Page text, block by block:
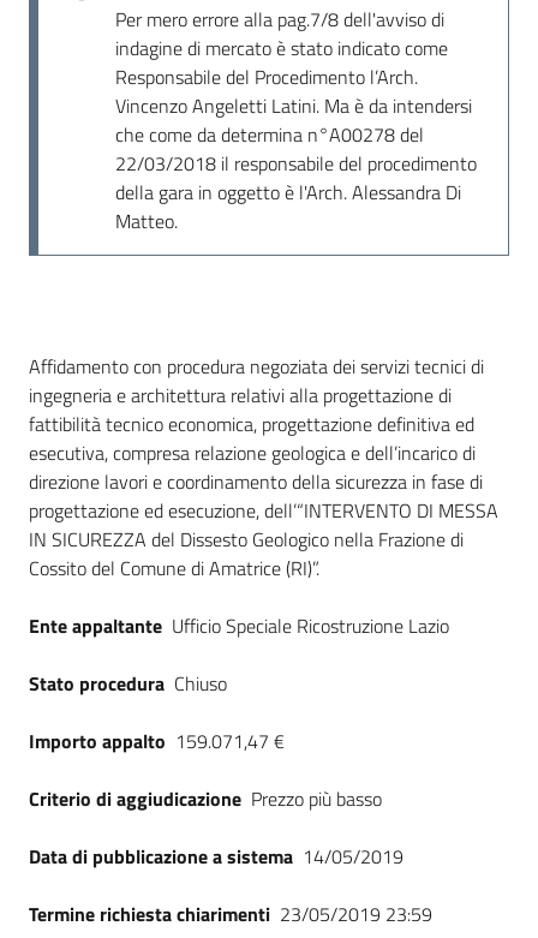
Per mero errore alla pag.7/8 dell'avviso di
indagine di mercato è stato indicato come
Responsabile del Procedimento l’Arch.
Vincenzo Angeletti Latini. Ma è da intendersi
che come da determina n°A00278 del
22/03/2018 il responsabile del procedimento
della gara in oggetto è l'Arch. Alessandra Di
Matteo.
Dati del bando
Affidamento con procedura negoziata dei servizi tecnici di
ingegneria e architettura relativi alla progettazione di
fattibilità tecnico economica, progettazione definitiva ed
esecutiva, compresa relazione geologica e dell’incarico di
direzione lavori e coordinamento della sicurezza in fase di
progettazione ed esecuzione, dell’“INTERVENTO DI MESSA
IN SICUREZZA del Dissesto Geologico nella Frazione di
Cossito del Comune di Amatrice (RI)”.
Ente appaltante Ufficio Speciale Ricostruzione Lazio
Stato procedura Chiuso
Importo appalto 159.071,47 €
Criterio di aggiudicazione Prezzo più basso
Data di pubblicazione a sistema 14/05/2019
Termine richiesta chiarimenti 23/05/2019 23:59